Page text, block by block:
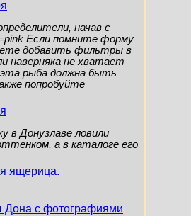
начав с
Если помните форму
добавить фильтры в
наверняка не хватает
эта рыба должна быть
попробуйте
в Донузлаве ловили
а в каталоге его
ящерица.
Дона с фотографиями